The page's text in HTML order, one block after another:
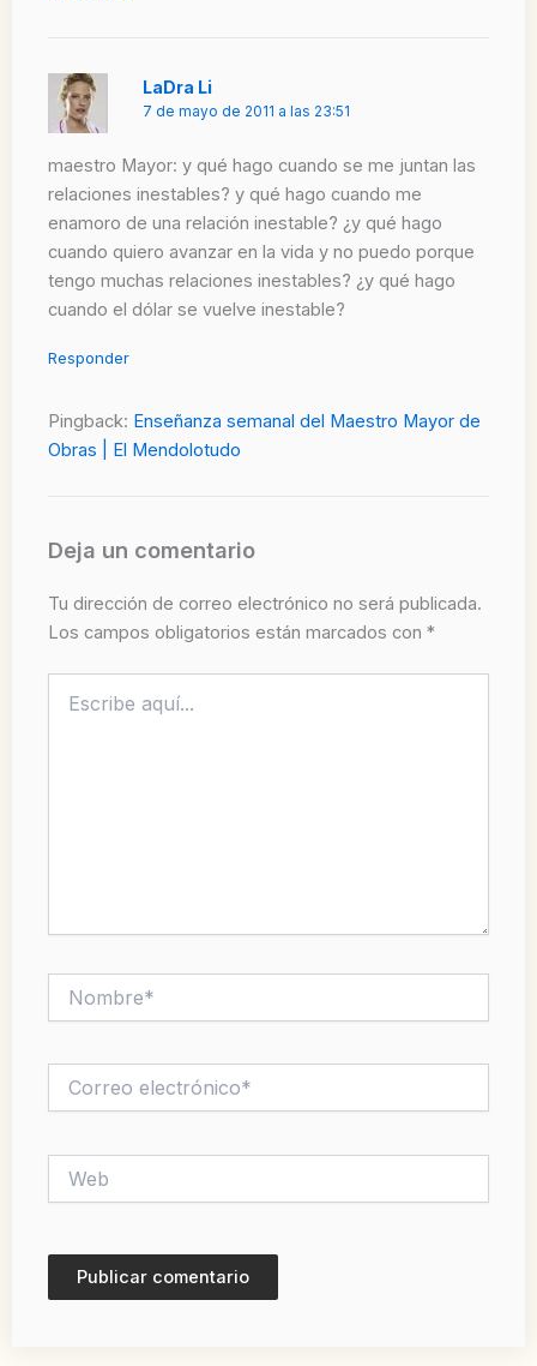
LaDra Li
7 de mayo de 2011 a las 23:51
maestro Mayor: y qué hago cuando se me juntan las
relaciones inestables? y qué hago cuando me
enamoro de una relación inestable? ¿y qué hago
cuando quiero avanzar en la vida y no puedo porque
tengo muchas relaciones inestables? ¿y qué hago
cuando el dólar se vuelve inestable?
Responder
Pingback: Enseñanza semanal del Maestro Mayor de
Obras | El Mendolotudo
Deja un comentario
Tu dirección de correo electrónico no será publicada.
Los campos obligatorios están marcados con *
aquí...
electrónico*